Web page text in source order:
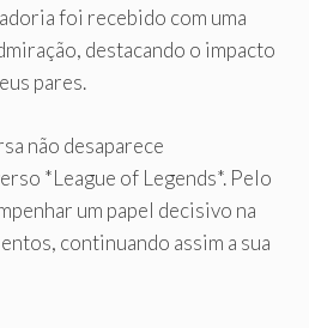
foi recebido com uma
destacando o impacto
pares.
não desaparece
*League of Legends*. Pelo
um papel decisivo na
continuando assim a sua